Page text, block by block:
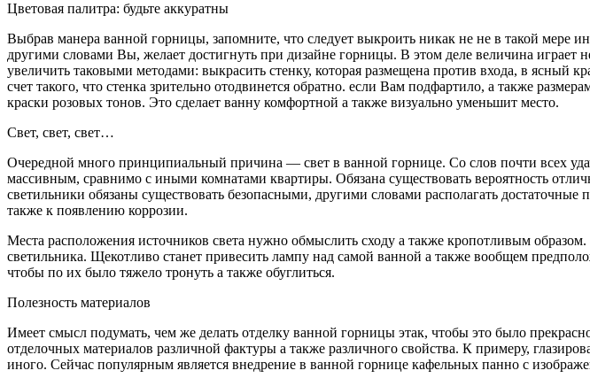
Цветовая палитра: будьте аккуратны
Выбрав манера ванной горницы, запомните, что следует выкроить никак не не в такой мере
другими словами Вы, желает достигнуть при дизайне горницы. В этом деле величина
увеличить таковыми методами: выкрасить стенку, которая размещена против входа, в ясный
счет такого, что стенка зрительно отодвинется обратно. если Вам подфартило, а также
краски розовых тонов. Это сделает ванну комфортной а также визуально уменьшит место.
Свет, свет, свет…
Очередной много принципиальный причина — свет в ванной горнице. Со слов почти всех
массивным, сравнимо с иными комнатами квартиры. Обязана существовать вероятность
светильники обязаны существовать безопасными, другими словами располагать
также к появлению коррозии.
Места расположения источников света нужно обмыслить сходу а также кропотливым
светильника. Щекотливо станет привесить лампу над самой ванной а также вообщем
чтобы по их было тяжело тронуть а также обуглиться.
Полезность материалов
Имеет смысл подумать, чем же делать отделку ванной горницы этак, чтобы это было
отделочных материалов различной фактуры а также различного свойства. К примеру,
иного. Сейчас популярным является внедрение в ванной горнице кафельных панно с